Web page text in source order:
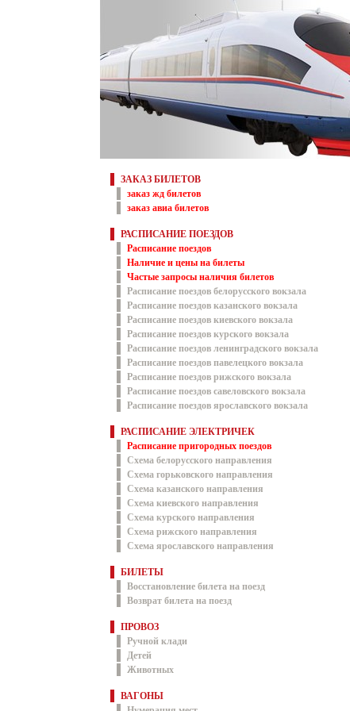
ЗАКАЗ БИЛЕТОВ
заказ жд билетов
заказ авиа билетов
РАСПИСАНИЕ ПОЕЗДОВ
Расписание поездов
Наличие и цены на билеты
Частые запросы наличия билетов
Расписание поездов белорусского вокзала
Расписание поездов казанского вокзала
Расписание поездов киевского вокзала
Расписание поездов курского вокзала
Расписание поездов ленинградского вокзала
Расписание поездов павелецкого вокзала
Расписание поездов рижского вокзала
Расписание поездов савеловского вокзала
Расписание поездов ярославского вокзала
РАСПИСАНИЕ ЭЛЕКТРИЧЕК
Расписание пригородных поездов
Схема белорусского направления
Схема горьковского направления
Схема казанского направления
Схема киевского направления
Схема курского направления
Схема рижского направления
Схема ярославского направления
БИЛЕТЫ
Восстановление билета на поезд
Возврат билета на поезд
ПРОВОЗ
Ручной клади
Детей
Животных
ВАГОНЫ